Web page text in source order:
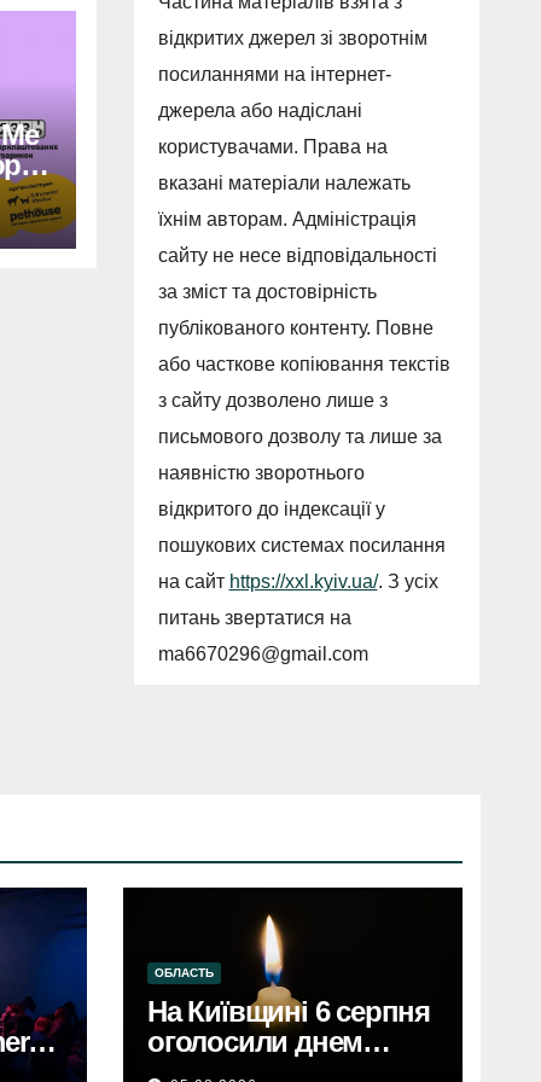
відкритих джерел зі зворотнім
посиланнями на інтернет-
джерела або надіслані
користувачами. Права на
вказані матеріали належать
їхнім авторам. Адміністрація
сайту не несе відповідальності
за зміст та достовірність
публікованого контенту. Повне
або часткове копіювання текстів
з сайту дозволено лише з
письмового дозволу та лише за
наявністю зворотнього
відкритого до індексації у
пошукових системах посилання
на сайт https://xxl.kyiv.ua/. З усіх
питань звертатися на
ma6670296@gmail.com
ОБЛАСТЬ
На Київщині 6 серпня
оголосили днем
жалобиКиївщина в